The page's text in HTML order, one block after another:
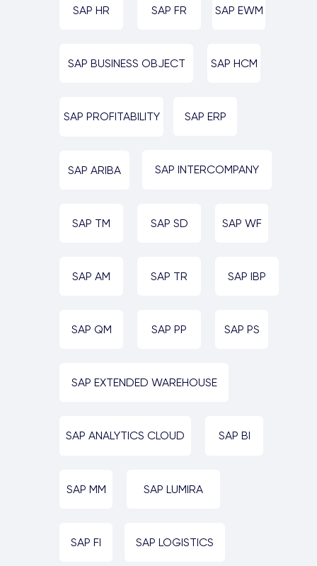
SAP ANALYTICS CLOUD
SAP AM
SAP ARIBA
SAP BI
SAP BUSINESS OBJECT
SAP ERP
SAP EXTENDED WAREHOUSE
SAP IBP
SAP HCM
SAP HR SAP FR
SAP LOGISTICS
SAP LUMIRA
SAP FI
SAP MM
SAP PP
SAP PROFITABILITY
SAP PS
SAP SD
SAP TM
SAP TR
SAP QM
SAP WF
SAP INTERCOMPANY
SAP EWM